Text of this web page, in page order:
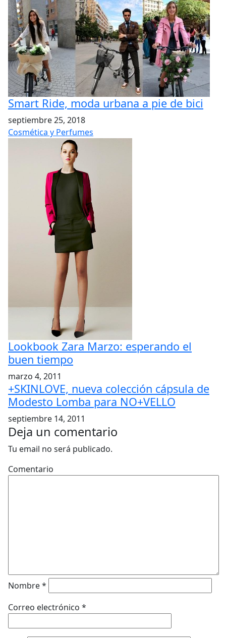
Smart Ride, moda urbana a pie de bici
septiembre 25, 2018
Cosmética y Perfumes
Lookbook Zara Marzo: esperando el
buen tiempo
marzo 4, 2011
+SKINLOVE, nueva colección cápsula de
Modesto Lomba para NO+VELLO
septiembre 14, 2011
Deja un comentario
Tu email no será publicado.
Comentario
Nombre*
Correo electrónico *